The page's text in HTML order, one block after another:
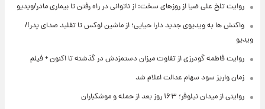
روایت تلخ علی ضیا از روزهای سخت: از ناتوانی در راه رفتن تا بیماری مادر/ویدیو
واکنش ها به ویدیوی جدید دارا حیایی؛ از ماشین لوکس تا تقلید صدای پدر!/
ویدیو
روایت فاطمه گودرزی از تفاوت میزان دستمزدش در گذشته تا اکنون + فیلم
زمان واریز سود سهام عدالت اعلام شد
روایتی از میدان نیلوفر؛ ۱۶۳ روز بعد از حمله و موشکباران